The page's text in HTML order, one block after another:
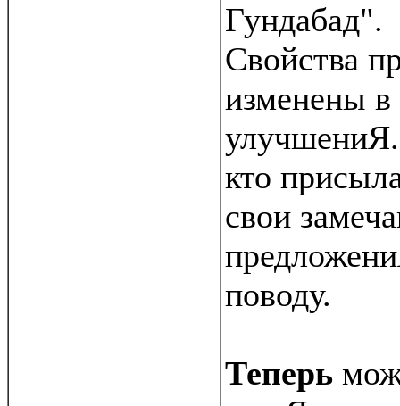
Гундабад".
Свойства
изменены в
кто
свои
поводу.
Теперь